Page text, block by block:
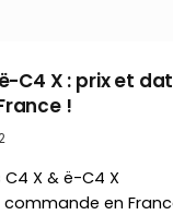
C4 X : prix et
!
C4 X & ë-C4 X
en